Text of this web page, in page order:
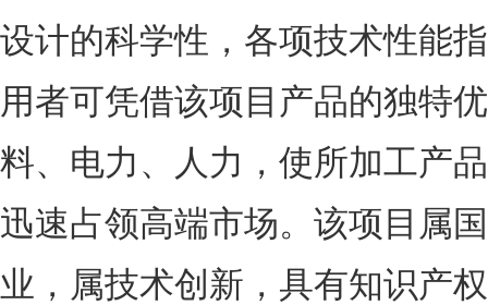
设计的科学性，各项技术性能
用者可凭借该项目产品的独特
料、电力、人力，使所加工产
迅速占领高端市场。 该项目属
业，属技术创新，具有知识产